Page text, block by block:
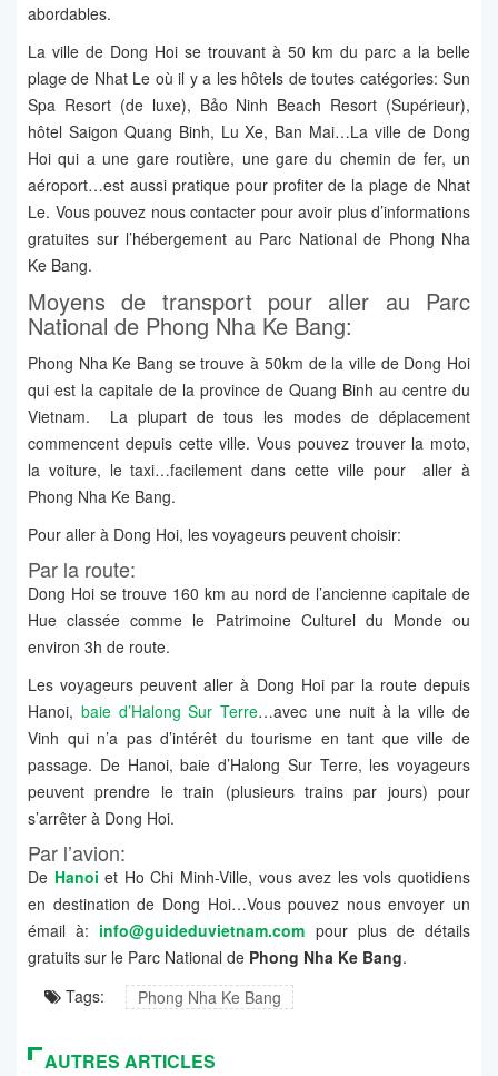
abordables.
La ville de Dong Hoi se trouvant à 50 km du parc a la belle
plage de Nhat Le où il y a les hôtels de toutes catégories: Sun
Spa Resort (de luxe), Bảo Ninh Beach Resort (Supérieur),
hôtel Saigon Quang Binh, Lu Xe, Ban Mai…La ville de Dong
Hoi qui a une gare routière, une gare du chemin de fer, un
aéroport…est aussi pratique pour profiter de la plage de Nhat
Le. Vous pouvez nous contacter pour avoir plus d’informations
gratuites sur l’hébergement au Parc National de Phong Nha
Ke Bang.
Moyens de transport pour aller au Parc
National de Phong Nha Ke Bang:
Phong Nha Ke Bang se trouve à 50km de la ville de Dong Hoi
qui est la capitale de la province de Quang Binh au centre du
Vietnam. La plupart de tous les modes de déplacement
commencent depuis cette ville. Vous pouvez trouver la moto,
la voiture, le taxi…facilement dans cette ville pour aller à
Phong Nha Ke Bang.
Pour aller à Dong Hoi, les voyageurs peuvent choisir:
Par la route:
Dong Hoi se trouve 160 km au nord de l’ancienne capitale de
Hue classée comme le Patrimoine Culturel du Monde ou
environ 3h de route.
Les voyageurs peuvent aller à Dong Hoi par la route depuis
Hanoi, baie d’Halong Sur Terre…avec une nuit à la ville de
Vinh qui n’a pas d’intérêt du tourisme en tant que ville de
passage. De Hanoi, baie d’Halong Sur Terre, les voyageurs
peuvent prendre le train (plusieurs trains par jours) pour
s’arrêter à Dong Hoi.
Par l’avion:
De Hanoi et Ho Chi Minh-Ville, vous avez les vols quotidiens
en destination de Dong Hoi…Vous pouvez nous envoyer un
émail à: info@guideduvietnam.com pour plus de détails
gratuits sur le Parc National de Phong Nha Ke Bang.
Tags:
Phong Nha Ke Bang
AUTRES ARTICLES